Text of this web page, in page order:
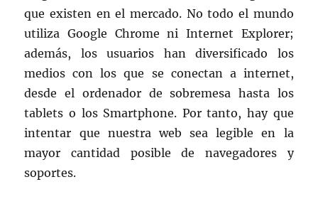
que existen en el mercado. No todo el mundo
utiliza Google Chrome ni Internet Explorer;
además, los usuarios han diversificado los
medios con los que se conectan a internet,
desde el ordenador de sobremesa hasta los
tablets o los Smartphone. Por tanto, hay que
intentar que nuestra web sea legible en la
mayor cantidad posible de navegadores y
soportes.